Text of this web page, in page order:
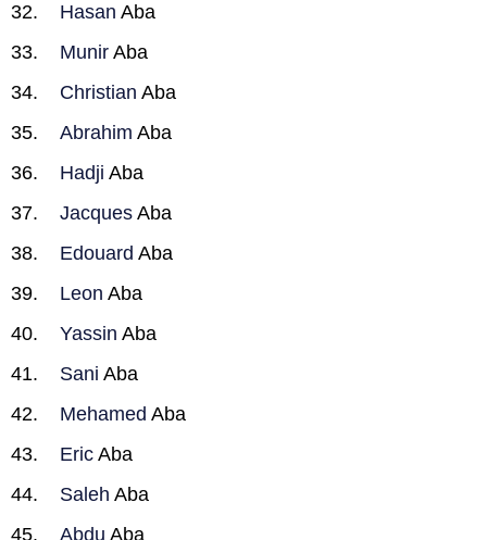
Hasan Aba
Munir Aba
Christian Aba
Abrahim Aba
Hadji Aba
Jacques Aba
Edouard Aba
Leon Aba
Yassin Aba
Sani Aba
Mehamed Aba
Eric Aba
Saleh Aba
Abdu Aba